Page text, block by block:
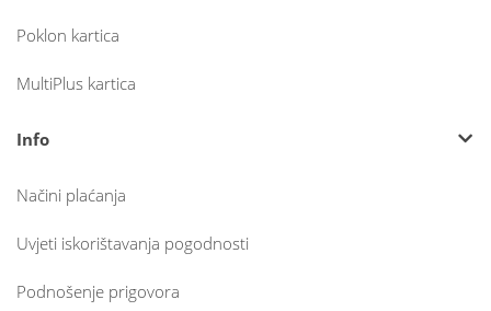
Poklon kartica
MultiPlus kartica
Info
Načini plaćanja
Uvjeti iskorištavanja pogodnosti
Podnošenje prigovora